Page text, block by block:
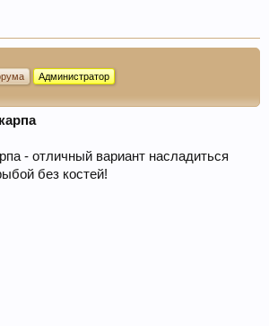
Администратор
- отличный вариант насладиться
без костей!